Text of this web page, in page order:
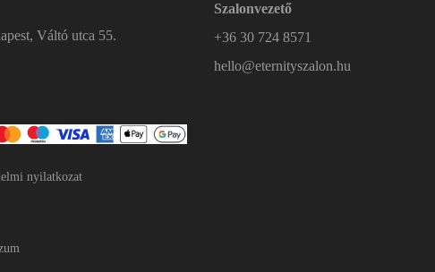
Váltó utca 55.
nyilatkozat
Szalonvezető
+36 30 724 8571
hello@eternityszalon.hu